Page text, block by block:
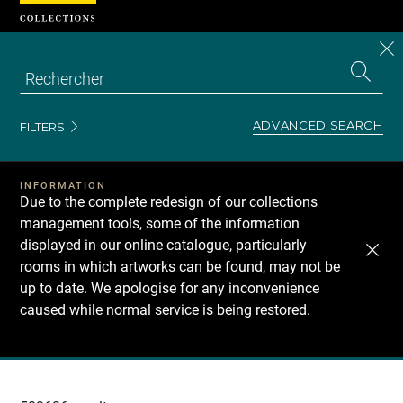
FILTERS ADVANCED SEARCH
INFORMATION
Due to the complete redesign of our collections
management tools, some of the information
displayed in our online catalogue, particularly
rooms in which artworks can be found, may not be
up to date. We apologise for any inconvenience
caused while normal service is being restored.
Recherche
Cookies management panel